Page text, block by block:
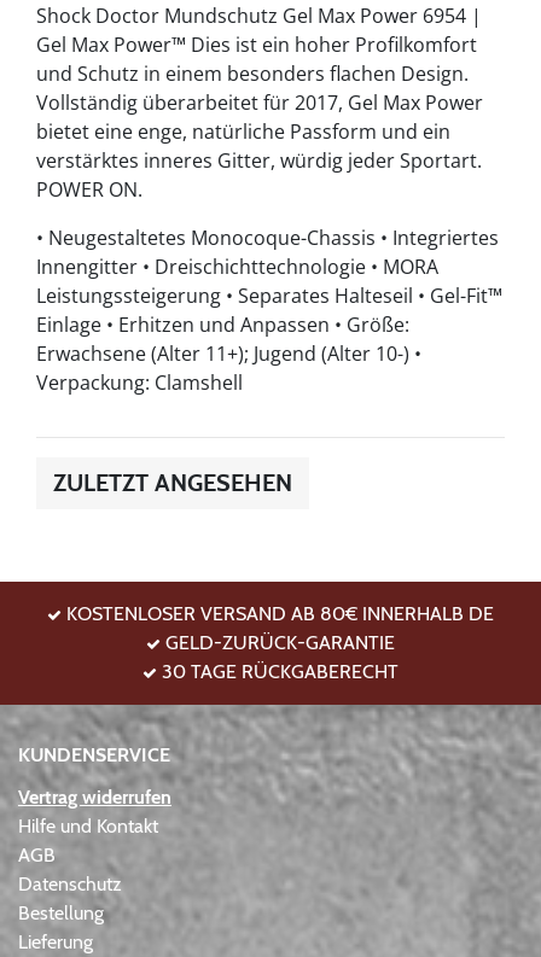
Shock Doctor Mundschutz Gel Max Power 6954 |
Gel Max Power™ Dies ist ein hoher Profilkomfort
und Schutz in einem besonders flachen Design.
Vollständig überarbeitet für 2017, Gel Max Power
bietet eine enge, natürliche Passform und ein
verstärktes inneres Gitter, würdig jeder Sportart.
POWER ON.
• Neugestaltetes Monocoque-Chassis • Integriertes
Innengitter • Dreischichttechnologie • MORA
Leistungssteigerung • Separates Halteseil • Gel-Fit™
Einlage • Erhitzen und Anpassen • Größe:
Erwachsene (Alter 11+); Jugend (Alter 10-) •
Verpackung: Clamshell
ZULETZT ANGESEHEN
KOSTENLOSER VERSAND AB 80€ INNERHALB DE
GELD-ZURÜCK-GARANTIE
30 TAGE RÜCKGABERECHT
KUNDENSERVICE
Vertrag widerrufen
Hilfe und Kontakt
AGB
Datenschutz
Bestellung
Lieferung